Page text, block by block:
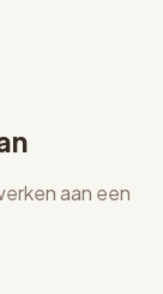
aan een